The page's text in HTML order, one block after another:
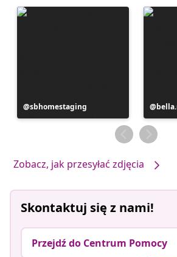
Post
opublikowany
sbhomestaging
Post
przez
Zobacz, jak przesyłać zdjęcia
Skontaktuj się z nami!
Przejdź do Centrum Pomocy